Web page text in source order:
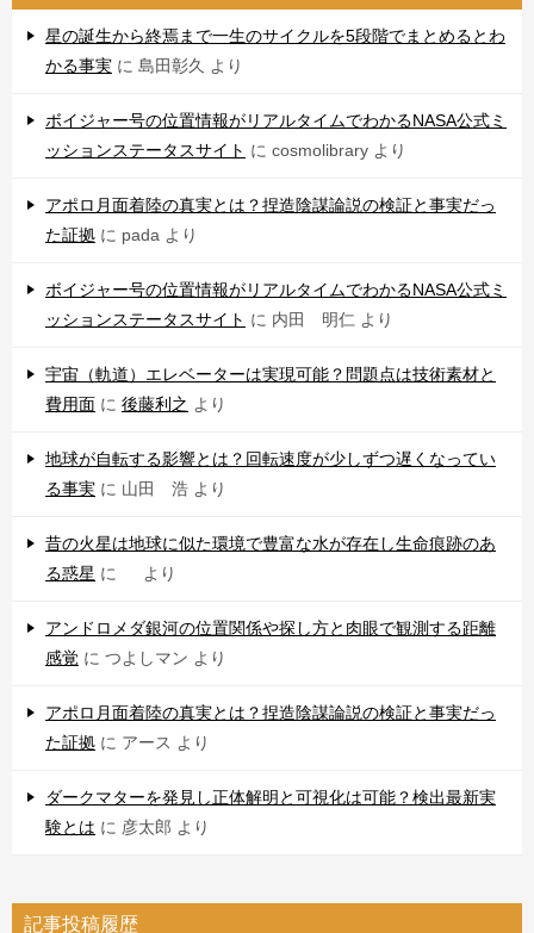
星の誕生から終焉まで一生のサイクルを5段階でまとめるとわ
かる事実 に 島田彰久 より
ボイジャー号の位置情報がリアルタイムでわかるNASA公式ミ
ッションステータスサイト に cosmolibrary より
アポロ月面着陸の真実とは？捏造陰謀論説の検証と事実だっ
た証拠 に pada より
ボイジャー号の位置情報がリアルタイムでわかるNASA公式ミ
ッションステータスサイト に 内田 明仁 より
宇宙（軌道）エレベーターは実現可能？問題点は技術素材と
費用面 に 後藤利之 より
地球が自転する影響とは？回転速度が少しずつ遅くなってい
る事実 に 山田 浩 より
昔の火星は地球に似た環境で豊富な水が存在し生命痕跡のあ
る惑星 に より
アンドロメダ銀河の位置関係や探し方と肉眼で観測する距離
感覚 に つよしマン より
アポロ月面着陸の真実とは？捏造陰謀論説の検証と事実だっ
た証拠 に アース より
ダークマターを発見し正体解明と可視化は可能？検出最新実
験とは に 彦太郎 より
記事投稿履歴